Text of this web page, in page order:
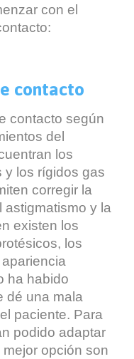
con el
contacto
contacto según
del
los
y los rígidos gas
corregir la
astigmatismo y la
existen los
los
ha habido
dé una mala
paciente. Para
podido adaptar
opción son